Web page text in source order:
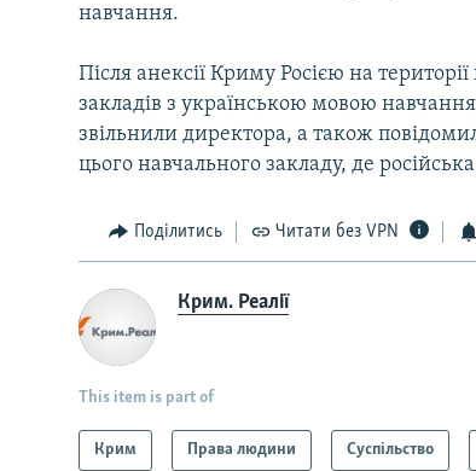
навчання.
Після анексії Криму Росією на
закладів з українською мовою
звільнили директора, а також
цього навчального закладу, де
Поділитись Читати без VPN
Крим. Реалії
This item is part of
Крим Права людини Суспільство